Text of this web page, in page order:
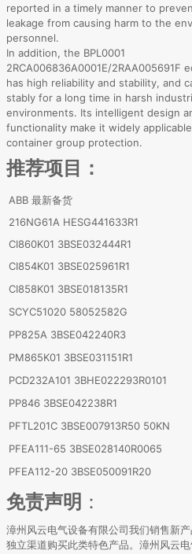
reported in a timely manner to
leakage from causing harm to the
personnel.
In addition, the BPL0001
2RCA006836A0001E/2RAA005691F
has high reliability and stability, and
stably for a long time in harsh
environments. Its intelligent design
functionality make it widely
container group protection.
推荐项目：
ABB 最新备货
216NG61A HESG441633R1
CI860K01 3BSE032444R1
CI854K01 3BSE025961R1
CI858K01 3BSE018135R1
SCYC51020 58052582G
PP825A 3BSE042240R3
PM865K01 3BSE031151R1
PCD232A101 3BHE022293R0101
PP846 3BSE042238R1
PFTL201C 3BSE007913R50 50KN
PFEA111-65 3BSE028140R0065
PFEA112-20 3BSE050091R20
免责声明 ：
漳州风云电气设备有限公司我们销售新产
独立渠道购买此类特色产品。漳州风云